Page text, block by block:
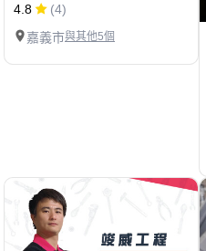
4.8
(4)
嘉義市與其他5個